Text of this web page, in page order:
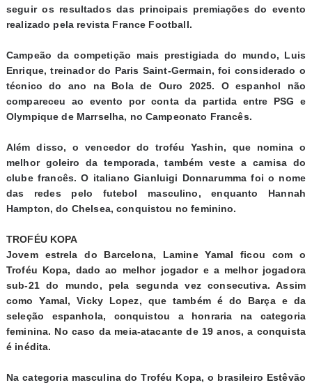
seguir os resultados das principais premiações do evento
realizado pela revista France Football.
Campeão da competição mais prestigiada do mundo, Luis
Enrique, treinador do Paris Saint-Germain, foi considerado o
técnico do ano na Bola de Ouro 2025. O espanhol não
compareceu ao evento por conta da partida entre PSG e
Olympique de Marrselha, no Campeonato Francês.
Além disso, o vencedor do troféu Yashin, que nomina o
melhor goleiro da temporada, também veste a camisa do
clube francês. O italiano Gianluigi Donnarumma foi o nome
das redes pelo futebol masculino, enquanto Hannah
Hampton, do Chelsea, conquistou no feminino.
TROFÉU KOPA
Jovem estrela do Barcelona, Lamine Yamal ficou com o
Troféu Kopa, dado ao melhor jogador e a melhor jogadora
sub-21 do mundo, pela segunda vez consecutiva. Assim
como Yamal, Vicky Lopez, que também é do Barça e da
seleção espanhola, conquistou a honraria na categoria
feminina. No caso da meia-atacante de 19 anos, a conquista
é inédita.
Na categoria masculina do Troféu Kopa, o brasileiro Estêvão